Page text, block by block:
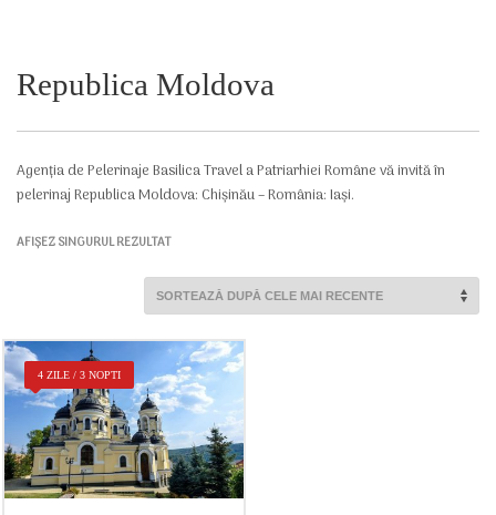
Republica Moldova
Agenția de Pelerinaje Basilica Travel a Patriarhiei Române vă invită în
pelerinaj Republica Moldova: Chișinău – România: Iași.
AFIȘEZ SINGURUL REZULTAT
4 ZILE / 3 NOPTI